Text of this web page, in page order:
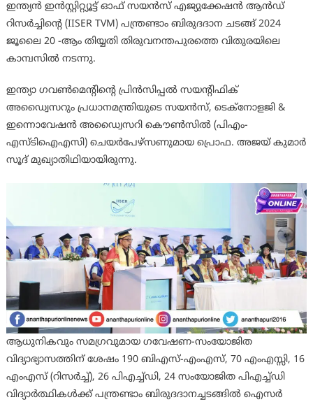
ഇന്ത്യൻ ഇൻസ്റ്റിറ്റ്യൂട്ട് ഓഫ് സയൻസ് എജ്യുക്കേഷൻ ആൻഡ്
റിസർച്ചിന്റെ (IISER TVM) പന്ത്രണ്ടാം ബിരുദദാന ചടങ്ങ് 2024
ജൂലൈ 20 -ആം തിയ്യതി തിരുവനന്തപുരത്തെ വിതുരയിലെ
കാമ്പസിൽ നടന്നു.
ഇന്ത്യാ ഗവൺമെന്റിന്റെ പ്രിൻസിപ്പൽ സയന്റിഫിക്
അഡ്വൈസറും പ്രധാനമന്ത്രിയുടെ സയൻസ്, ടെക്നോളജി &
ഇന്നൊവേഷൻ അഡ്വൈസറി കൌൺസിൽ (പിഎം-
എസ്ടിഐഎസി) ചെയർപേഴ്സണുമായ പ്രൊഫ. അജയ് കുമാർ
സൂദ് മുഖ്യാതിഥിയായിരുന്നു.
ആധുനികവും സമഗ്രവുമായ ഗവേഷണ-സംയോജിത
വിദ്യാഭ്യാസത്തിന് ശേഷം 190 ബിഎസ്-എംഎസ്, 70 എംഎസ്സി, 16
എംഎസ് (റിസർച്ച്), 26 പിഎച്ച്ഡി, 24 സംയോജിത പിഎച്ച്ഡി
വിദ്യാർത്ഥികൾക്ക് പന്ത്രണ്ടാം ബിരുദദാനച്ചടങ്ങിൽ ഐസർ